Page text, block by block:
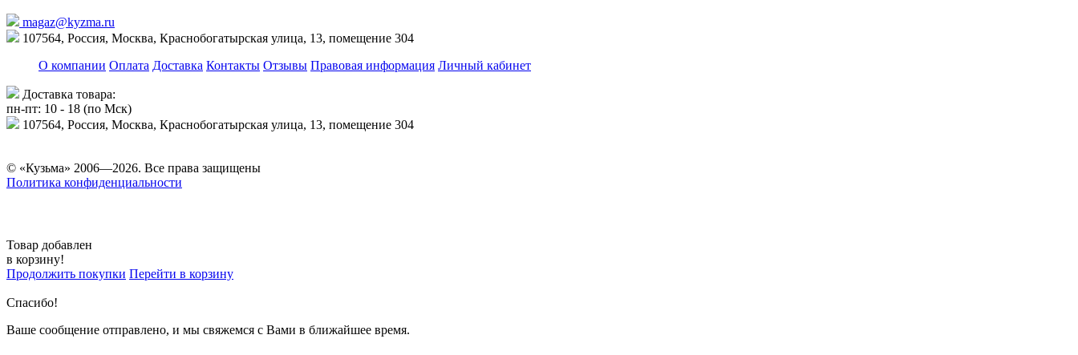
magaz@kyzma.ru
107564, Россия, Москва, Краснобогатырская улица, 13, помещение 304
О компании Оплата Доставка Контакты Отзывы Правовая информация Личный кабинет
Доставка товара:
пн-пт: 10 - 18 (по Мск)
107564, Россия, Москва, Краснобогатырская улица, 13, помещение 304
© «Кузьма» 2006—2026. Все права защищены
Политика конфиденциальности
Товар добавлен
в корзину!
Продолжить покупки Перейти в корзину
Спасибо!
Ваше сообщение отправлено, и мы свяжемся с Вами в ближайшее время.